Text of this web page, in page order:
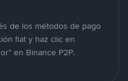
de los métodos de pago
fiat y haz clic en
en Binance P2P.